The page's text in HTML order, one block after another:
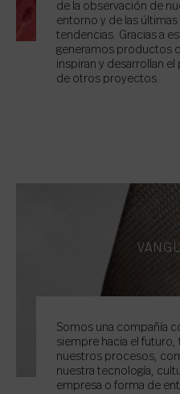
de la observación de
entorno y de las últimas
tendencias. Gracias a
generamos productos
inspiran y desarrollan el
de otros proyectos.
Somos una compañía
siempre hacia el futuro,
nuestros procesos,
nuestra tecnología,
empresa o forma de